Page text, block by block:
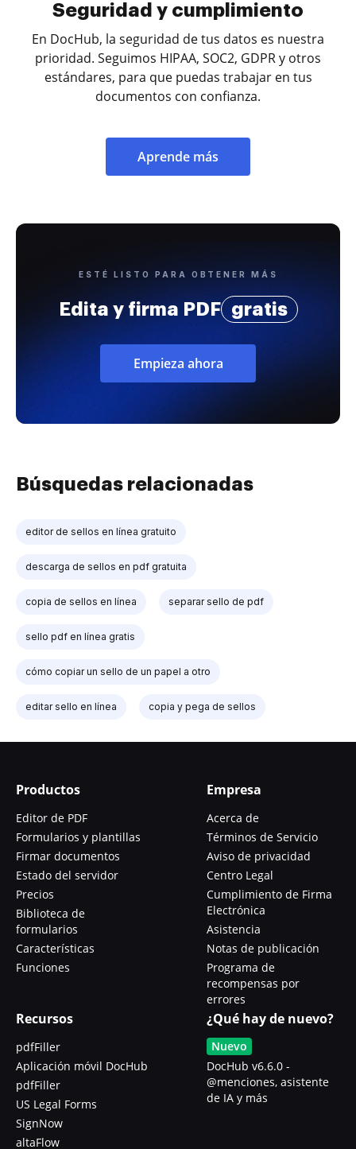
Seguridad y cumplimiento
En DocHub, la seguridad de tus datos es nuestra
prioridad. Seguimos HIPAA, SOC2, GDPR y otros
estándares, para que puedas trabajar en tus
documentos con confianza.
Aprende más
ESTÉ LISTO PARA OBTENER MÁS
Edita y firma PDF gratis
Empieza ahora
Búsquedas relacionadas
editor de sellos en línea gratuito
descarga de sellos en pdf gratuita
copia de sellos en línea separar sello de pdf
sello pdf en línea gratis
cómo copiar un sello de un papel a otro
editar sello en línea copia y pega de sellos
Productos
Editor de PDF
Formularios y plantillas
Firmar documentos
Estado del servidor
Precios
Biblioteca de
formularios
Características
Funciones
Empresa
Acerca de
Términos de Servicio
Aviso de privacidad
Centro Legal
Cumplimiento de Firma
Electrónica
Asistencia
Notas de publicación
Programa de
recompensas por
errores
Recursos
pdfFiller
Aplicación móvil DocHub
pdfFiller
US Legal Forms
SignNow
altaFlow
¿Qué hay de nuevo?
Nuevo
DocHub v6.6.0 -
@menciones, asistente
de IA y más